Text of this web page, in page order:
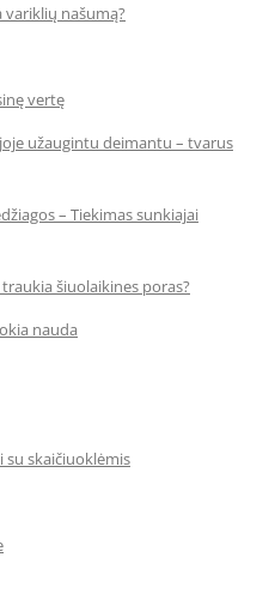
našumą?
vertę
užaugintu deimantu – tvarus
– Tiekimas sunkiajai
šiuolaikines poras?
nauda
skaičiuoklėmis